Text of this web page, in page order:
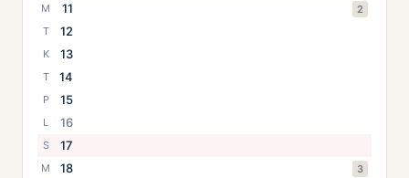
M 11
2
T
12
K 13
T 14
P 15
L 16
S 17
M 18
3